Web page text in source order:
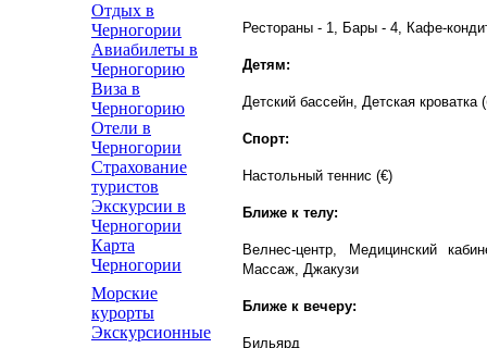
Отдых в
Черногории
Авиабилеты в
Черногорию
Виза в
Черногорию
Отели в
Черногории
Страхование
туристов
Экскурсии в
Черногории
Карта
Черногории
Морские
курорты
Экскурсионные
Рестораны - 1, Бары - 4, Кафе-
Детям:
Детский бассейн, Детская кроватка
Спорт:
Настольный теннис (€)
Ближе к телу:
Велнес-центр, Медицинский
Массаж, Джакузи
Ближе к вечеру:
Бильярд